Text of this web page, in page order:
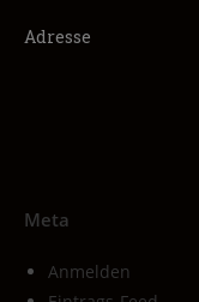
Adresse
Meta
Anmelden